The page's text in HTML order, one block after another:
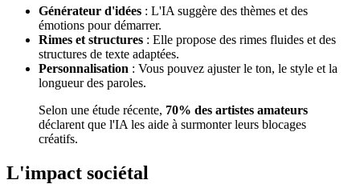
Générateur d'idées : L'IA suggère des thèmes et des
émotions pour démarrer.
Rimes et structures : Elle propose des rimes fluides et des
structures de texte adaptées.
Personnalisation : Vous pouvez ajuster le ton, le style et la
longueur des paroles.
Selon une étude récente, 70% des artistes amateurs
déclarent que l'IA les aide à surmonter leurs blocages
créatifs.
L'impact sociétal